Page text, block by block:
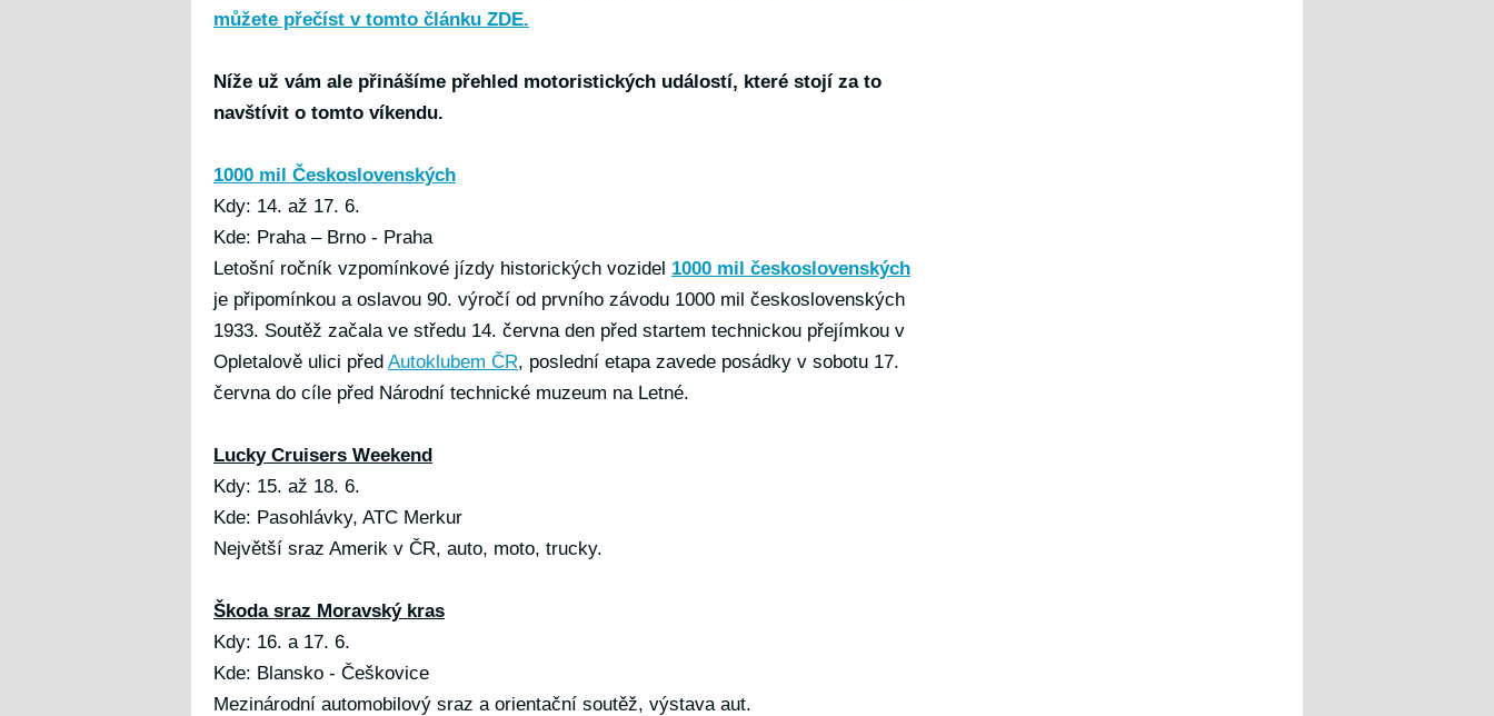
můžete přečíst v tomto článku ZDE.
Níže už vám ale přinášíme přehled motoristických událostí, které stojí za to
navštívit o tomto víkendu.
1000 mil Československých
Kdy: 14. až 17. 6.
Kde: Praha – Brno - Praha
Letošní ročník vzpomínkové jízdy historických vozidel 1000 mil československých
je připomínkou a oslavou 90. výročí od prvního závodu 1000 mil československých
1933. Soutěž začala ve středu 14. června den před startem technickou přejímkou v
Opletalově ulici před Autoklubem ČR, poslední etapa zavede posádky v sobotu 17.
června do cíle před Národní technické muzeum na Letné.
Lucky Cruisers Weekend
Kdy: 15. až 18. 6.
Kde: Pasohlávky, ATC Merkur
Největší sraz Amerik v ČR, auto, moto, trucky.
Škoda sraz Moravský kras
Kdy: 16. a 17. 6.
Kde: Blansko - Češkovice
Mezinárodní automobilový sraz a orientační soutěž, výstava aut.